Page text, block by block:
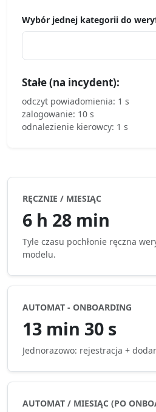
Wybór jednej kategorii do
Stałe (na incydent):
odczyt powiadomienia: 1 s
zalogowanie: 10 s
odnalezienie kierowcy: 1 s
RĘCZNIE / MIESIĄC
6 h 28 min
Tyle czasu pochłonie ręczna
modelu.
AUTOMAT - ONBOARDING
13 min 30 s
Jednorazowo: rejestracja +
AUTOMAT / MIESIĄC (PO